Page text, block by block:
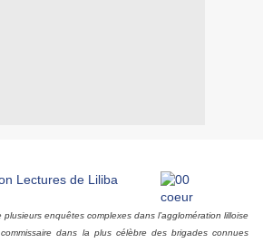
enquêtes complexes dans l’agglomération lilloise
commissaire dans la plus célèbre des brigades connues